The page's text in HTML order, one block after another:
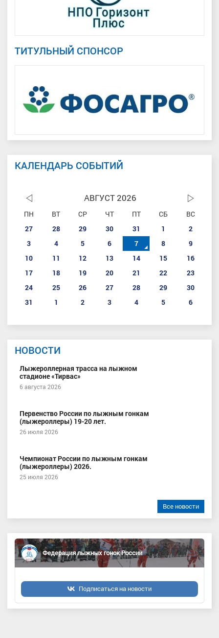
ТИТУЛЬНЫЙ СПОНСОР
КАЛЕНДАРЬ СОБЫТИЙ
АВГУСТ 2026
ПН ВТ СР ЧТ ПТ СБ
ВС
27
28 29 30 31 1
2
3
4 5 6 7 8
9
10
11 12 13 14 15
16
17
18 19 20 21 22
23
24
25 26 27 28 29
30
31
1 2 3 4 5 6
НОВОСТИ
Лыжероллерная трасса на лыжном
стадионе «Тирвас»
6 августа 2026
Первенство России по лыжным гонкам
(лыжероллеры) 19-20 лет.
26 июля 2026
Чемпионат России по лыжным гонкам
(лыжероллеры) 2026.
25 июля 2026
Все новости
Федерация лыжных гонок России
Подписаться на новости